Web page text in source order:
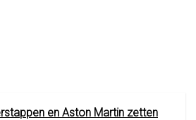
en Aston Martin zetten